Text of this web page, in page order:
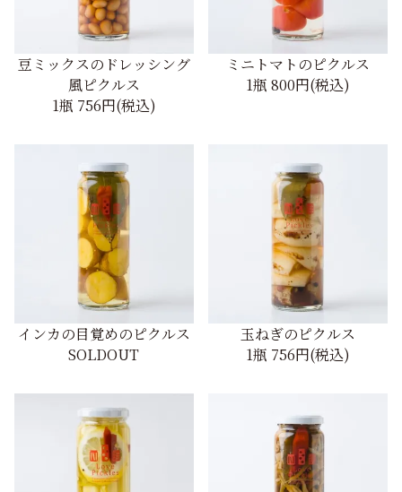
豆ミックスのドレッシング
風ピクルス
1瓶 756円(税込)
ミニトマトのピクルス
1瓶 800円(税込)
インカの目覚めのピクルス
SOLDOUT
玉ねぎのピクルス
1瓶 756円(税込)